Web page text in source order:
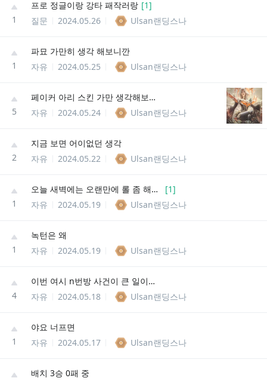
1
프로 정글이랑 강타 패작러랑 [1]
질문
2024.05.26 Ulsan랜딩스나
1
파묘 가만히 생각 해보니깐
자유
2024.05.25 Ulsan랜딩스나
5
페이커 아리 스킨 가만 생각해보니까
자유
2024.05.24 Ulsan랜딩스나
2
지금 보면 어이없던 생각
자유
2024.05.22 Ulsan랜딩스나
1
오늘 새벽에는 오랜만에 롤 좀 해야겠다 [1]
자유
2024.05.19 Ulsan랜딩스나
1
녹턴은 왜
자유
2024.05.19 Ulsan랜딩스나
4
이번 여시 n번방 사건이 큰 일이긴 한가 보네
자유
2024.05.18 Ulsan랜딩스나
1
야요 너프면
자유
2024.05.17 Ulsan랜딩스나
배치 3승 0패 중